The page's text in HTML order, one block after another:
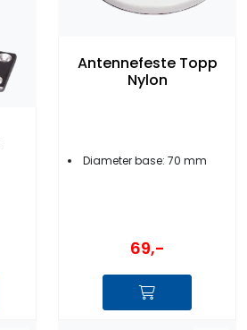
Antennefeste Topp
Nylon
Diameter base: 70 mm
69,-